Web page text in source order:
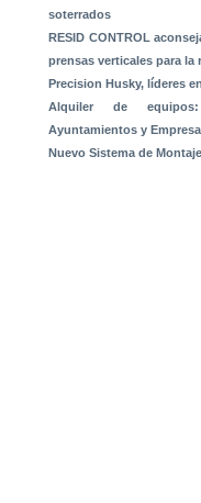
soterrados
RESID CONTROL
prensas verticales para la
Precision Husky, líderes
Alquiler de
Ayuntamientos y
Nuevo Sistema de